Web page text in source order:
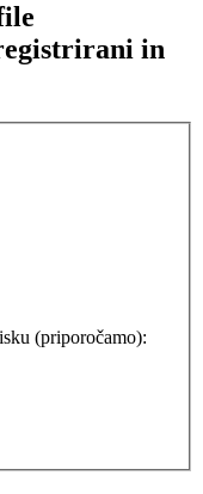
in
(priporočamo):